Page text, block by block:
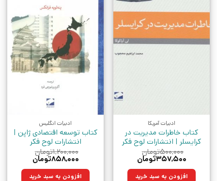
ادبیات آمریکا
کتاب خاطرات مدیریت در
کرایسلر | انتشارات لوح فکر
۵۰۰,۰۰۰تومان
قیمت
۵۰۰,۰۰۰تومان
۳۵۷,۵۰۰تومان
۳۵۷,۵۰۰تومان.افزودن به سبد خرید
ادبیات انگلیس
کتاب توسعه اقتصادی ژاپن |
انتشارات لوح فکر
۱,۲۰۰,۰۰۰تومان
قیمت
۱,۲۰۰,۰۰۰تومان
۸۵۸,۰۰۰تومان
۸۵۸,۰۰۰تومان.افزودن به سبد خرید